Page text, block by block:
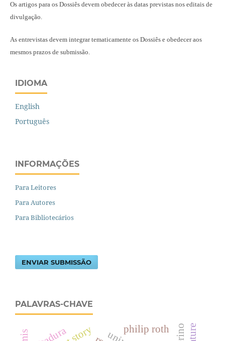
Os artigos para os Dossiês devem obedecer às datas previstas nos editais de
divulgação.
As entrevistas devem integrar tematicamente os Dossiês e obedecer aos
mesmos prazos de submissão.
IDIOMA
English
Português
INFORMAÇÕES
Para Leitores
Para Autores
Para Bibliotecários
ENVIAR SUBMISSÃO
PALAVRAS-CHAVE
philip roth